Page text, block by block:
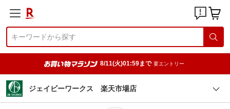
8/11(火)01:59まで 要エントリー
ジェイビーワークス 楽天市場店